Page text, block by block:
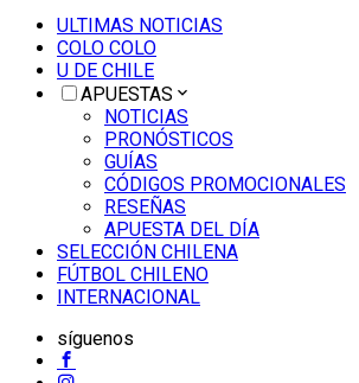
ULTIMAS NOTICIAS
COLO COLO
U DE CHILE
APUESTAS
NOTICIAS
PRONÓSTICOS
GUÍAS
CÓDIGOS PROMOCIONALES
RESEÑAS
APUESTA DEL DÍA
SELECCIÓN CHILENA
FÚTBOL CHILENO
INTERNACIONAL
síguenos